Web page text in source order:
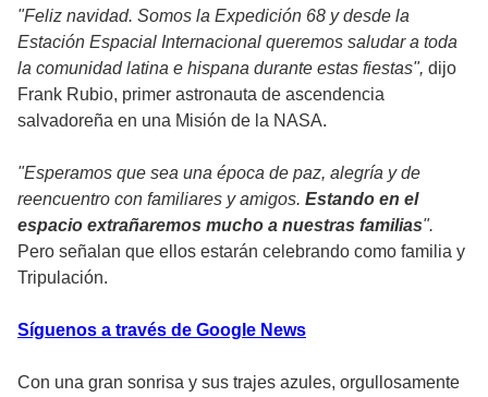
"Feliz navidad. Somos la Expedición 68 y desde la
Estación Espacial Internacional queremos saludar a toda
la comunidad latina e hispana durante estas fiestas", dijo
Frank Rubio, primer astronauta de ascendencia
salvadoreña en una Misión de la NASA.
"Esperamos que sea una época de paz, alegría y de
reencuentro con familiares y amigos. Estando en el
espacio extrañaremos mucho a nuestras familias".
Pero señalan que ellos estarán celebrando como familia y
Tripulación.
Síguenos a través de Google News
Con una gran sonrisa y sus trajes azules, orgullosamente